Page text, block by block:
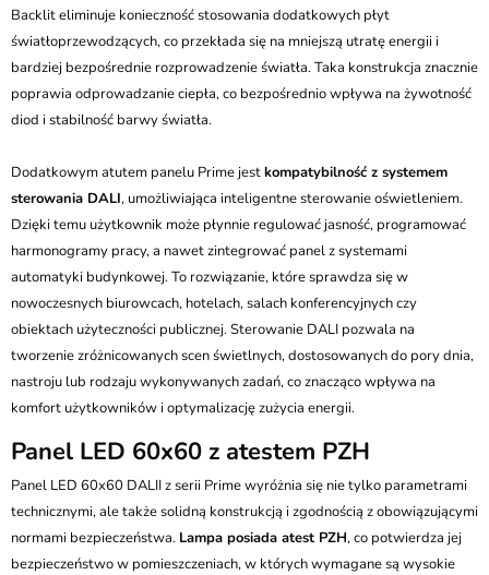
Backlit eliminuje konieczność stosowania dodatkowych płyt
światłoprzewodzących, co przekłada się na mniejszą utratę energii i
bardziej bezpośrednie rozprowadzenie światła. Taka konstrukcja znacznie
poprawia odprowadzanie ciepła, co bezpośrednio wpływa na żywotność
diod i stabilność barwy światła.
Dodatkowym atutem panelu Prime jestkompatybilność z systemem
sterowania DALI, umożliwiająca inteligentne sterowanie oświetleniem.
Dzięki temu użytkownik może płynnie regulować jasność, programować
harmonogramy pracy, a nawet zintegrować panel z systemami
automatyki budynkowej. To rozwiązanie, które sprawdza się w
nowoczesnych biurowcach, hotelach, salach konferencyjnych czy
obiektach użyteczności publicznej. Sterowanie DALI pozwala na
tworzenie zróżnicowanych scen świetlnych, dostosowanych do pory dnia,
nastroju lub rodzaju wykonywanych zadań, co znacząco wpływa na
komfort użytkowników i optymalizację zużycia energii.
Panel LED 60x60 z atestem PZH
Panel LED 60x60 DALII z serii Prime wyróżnia się nie tylko parametrami
technicznymi, ale także solidną konstrukcją i zgodnością z obowiązującymi
normami bezpieczeństwa. Lampa posiada atest PZH, co potwierdza jej
bezpieczeństwo w pomieszczeniach, w których wymagane są wysokie